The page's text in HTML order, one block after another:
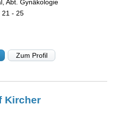
Abt. Gynäkologie
21 - 25
Zum Profil
Kircher